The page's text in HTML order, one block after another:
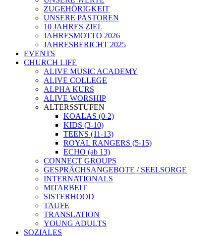
ZUGEHÖRIGKEIT
UNSERE PASTOREN
10 JAHRES ZIEL
JAHRESMOTTO 2026
JAHRESBERICHT 2025
EVENTS
CHURCH LIFE
ALIVE MUSIC ACADEMY
ALIVE COLLEGE
ALPHA KURS
ALIVE WORSHIP
ALTERSSTUFEN
KOALAS (0-2)
KIDS (3-10)
TEENS (11-13)
ROYAL RANGERS (5-15)
ECHO (ab 13)
CONNECT GROUPS
GESPRÄCHSANGEBOTE / SEELSORGE
INTERNATIONALS
MITARBEIT
SISTERHOOD
TAUFE
TRANSLATION
YOUNG ADULTS
SOZIALES